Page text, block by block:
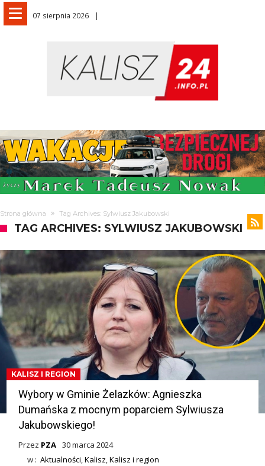
07 sierpnia 2026
Strona główna Tag Archives: Sylwiusz Jakubowski
TAG ARCHIVES: SYLWIUSZ JAKUBOWSKI
KALISZ I REGION
Wybory w Gminie Żelazków: Agnieszka
Dumańska z mocnym poparciem Sylwiusza
Jakubowskiego!
Przez PZA 30 marca 2024
w :Aktualności,Kalisz,Kalisz i region